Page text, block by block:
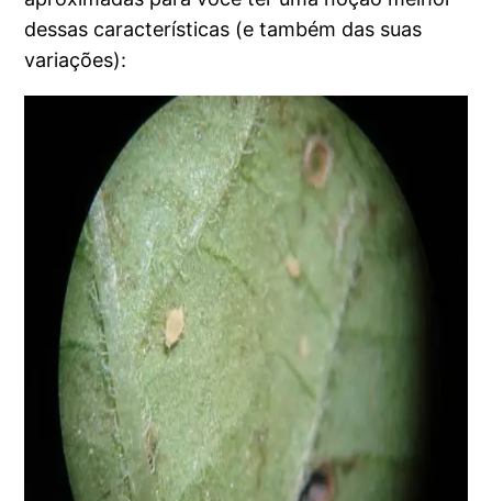
dessas características (e também das suas
variações):